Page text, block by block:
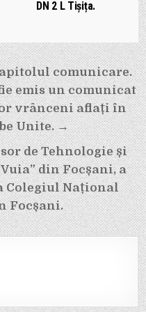
DN 2 L Tișița.
comunicare.
emis un comunicat
vrânceni aflați în
Unite. →
de Tehnologie și
din Focșani, a
Colegiul Național
Focșani.